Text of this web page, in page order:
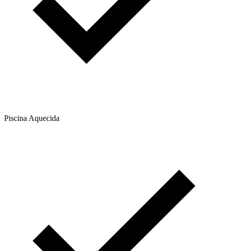
Piscina Aquecida